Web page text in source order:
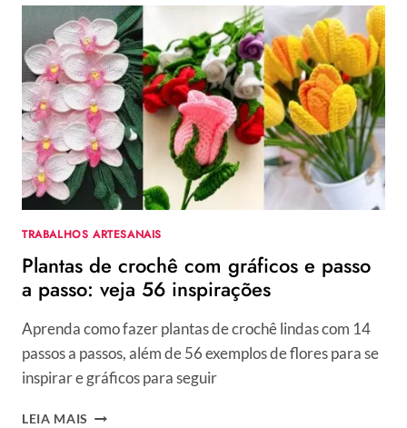
DE
PRAIA
DE
CROCHÊ
SIMPLES?
PASSO
A
PASSO
COMPLETO
TRABALHOS ARTESANAIS
Plantas de crochê com gráficos e passo
a passo: veja 56 inspirações
Aprenda como fazer plantas de crochê lindas com 14
passos a passos, além de 56 exemplos de flores para se
inspirar e gráficos para seguir
LEIA MAIS PLANTAS